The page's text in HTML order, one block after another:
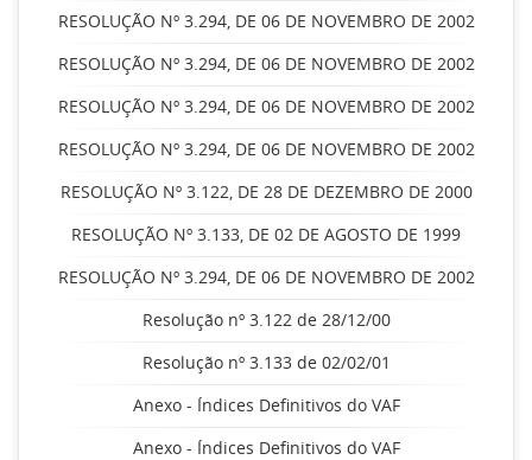
RESOLUÇÃO Nº 3.294, DE 06 DE NOVEMBRO DE 2002
RESOLUÇÃO Nº 3.294, DE 06 DE NOVEMBRO DE 2002
RESOLUÇÃO Nº 3.294, DE 06 DE NOVEMBRO DE 2002
RESOLUÇÃO Nº 3.294, DE 06 DE NOVEMBRO DE 2002
RESOLUÇÃO Nº 3.122, DE 28 DE DEZEMBRO DE 2000
RESOLUÇÃO Nº 3.133, DE 02 DE AGOSTO DE 1999
RESOLUÇÃO Nº 3.294, DE 06 DE NOVEMBRO DE 2002
Resolução nº 3.122 de 28/12/00
Resolução nº 3.133 de 02/02/01
Anexo - Índices Definitivos do VAF
Anexo - Índices Definitivos do VAF